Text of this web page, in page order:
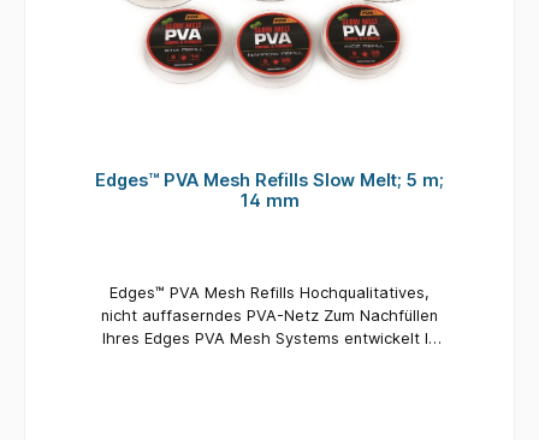
Edges™ PVA Mesh Refills Slow Melt; 5 m;
14 mm
Edges™ PVA Mesh Refills Hochqualitatives,
nicht auffaserndes PVA-Netz Zum Nachfüllen
Ihres Edges PVA Mesh Systems entwickelt In